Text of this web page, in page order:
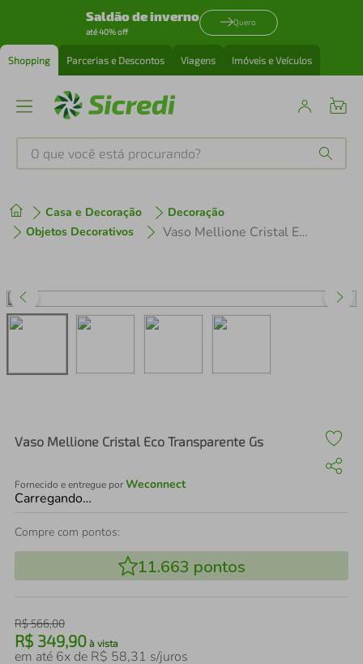
Saldão de inverno
até 40% off
Quero
Shopping Parcerias e Descontos Viagens Imóveis e Veículos
O que você está procurando?
Casa e Decoração
Decoração
Objetos Decorativos
Vaso Mellione Cristal Eco Transparente Gs
Vaso Mellione Cristal Eco Transparente Gs
Fornecido e entregue porWeconnect
Carregando…
Compre com pontos:
11.663 pontos
R$566,00
R$ 349,90 à vista
em até 6x de R$ 58,31 s/juros
1º tenis
3º perfume